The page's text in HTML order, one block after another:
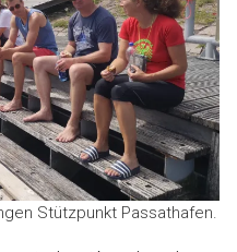
Stützpunkt Passathafen.